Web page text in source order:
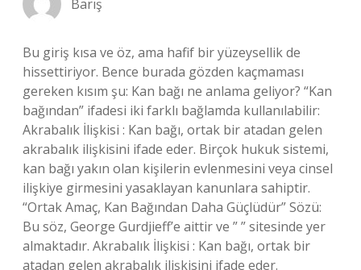
Barış
Bu giriş kısa ve öz, ama hafif bir yüzeysellik de
hissettiriyor. Bence burada gözden kaçmaması
gereken kısım şu: Kan bağı ne anlama geliyor? “Kan
bağından” ifadesi iki farklı bağlamda kullanılabilir:
Akrabalık İlişkisi : Kan bağı, ortak bir atadan gelen
akrabalık ilişkisini ifade eder. Birçok hukuk sistemi,
kan bağı yakın olan kişilerin evlenmesini veya cinsel
ilişkiye girmesini yasaklayan kanunlara sahiptir.
“Ortak Amaç, Kan Bağından Daha Güçlüdür” Sözü:
Bu söz, George Gurdjieff’e aittir ve ” ” sitesinde yer
almaktadır. Akrabalık İlişkisi : Kan bağı, ortak bir
atadan gelen akrabalık ilişkisini ifade eder.